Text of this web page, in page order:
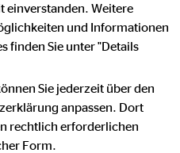
Vermögensberatung
einverstanden. Weitere
und Informationen
finden Sie unter "Details
Sie jederzeit über den
anpassen. Dort
rechtlich erforderlichen
Form.